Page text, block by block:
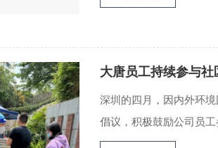
大唐员工持续参与
深圳的四月，因内外环
倡议，积极鼓励公司员